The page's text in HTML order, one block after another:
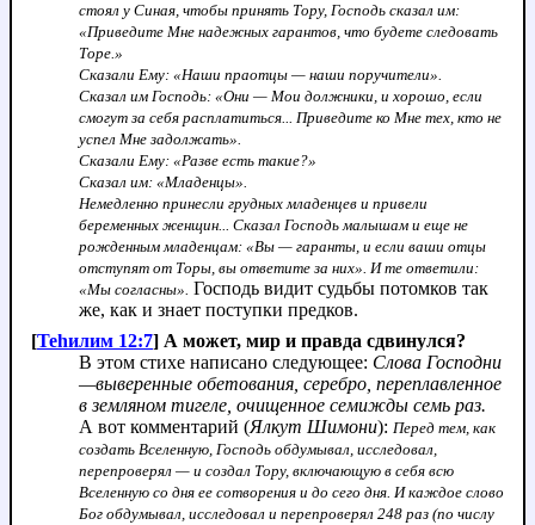
стоял у Синая, чтобы принять Тору, Господь сказал им:
«Приведите Мне надежных гарантов, что будете следовать
Торе.»
Сказали Ему: «Наши праотцы — наши поручители».
Сказал им Господь: «Они — Мои должники, и хорошо, если
смогут за себя расплатиться... Приведите ко Мне тех, кто не
успел Мне задолжать».
Сказали Ему: «Разве есть такие?»
Сказал им: «Младенцы».
Немедленно принесли грудных младенцев и привели
беременных женщин... Сказал Господь малышам и еще не
рожденным младенцам: «Вы — гаранты, и если ваши отцы
отступят от Торы, вы ответите за них». И те ответили:
«Мы согласны». Господь видит судьбы потомков так
же, как и знает поступки предков.
[Теhилим 12:7] А может, мир и правда сдвинулся?
В этом стихе написано следующее: Слова Господни
—выверенные обетования, серебро, переплавленное
в земляном тигеле, очищенное семижды семь раз.
А вот комментарий (Ялкут Шимони): Перед тем, как
создать Вселенную, Господь обдумывал, исследовал,
перепроверял — и создал Тору, включающую в себя всю
Вселенную со дня ее сотворения и до сего дня. И каждое слово
Бог обдумывал, исследовал и перепроверял 248 раз (по числу